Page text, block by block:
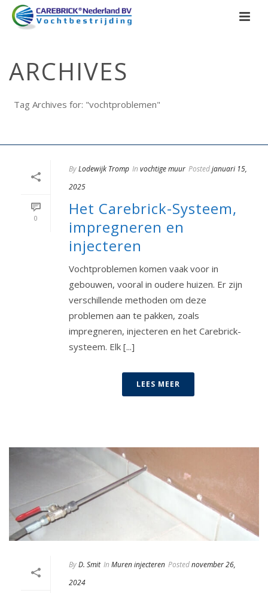
ARCHIVES
Tag Archives for: "vochtproblemen"
0
ByLodewijk Tromp In vochtige muur Postedjanuari 15,
2025
Het Carebrick-Systeem,
impregneren en
injecteren
Vochtproblemen komen vaak voor in
gebouwen, vooral in oudere huizen. Er zijn
verschillende methoden om deze
problemen aan te pakken, zoals
impregneren, injecteren en het Carebrick-
systeem. Elk [...]
LEES MEER
ByD. Smit In Muren injecteren Postednovember 26,
2024